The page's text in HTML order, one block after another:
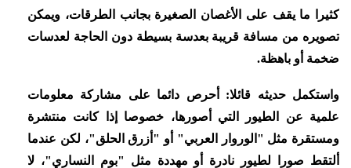
كثيرا ما يقف على الأغصان الصغيرة بجانب الطرقات، ويمكن
تصويره من مسافة قريبة بعدسة بسيطة دون الحاجة لعدسات
ضخمة أو باهظة.
واستكمل حديثه قائلا: أحرص دائما على مشاركة معلومات
علمية عن الطيور التي أصورها، خصوصا إذا كانت منتشرة
ومستقرة مثل "الوروار العربي" أو "أزرق الحلق"، لكن عندما
ألتقط صورا لطيور نادرة أو مهددة مثل "بوم النساري"، لا